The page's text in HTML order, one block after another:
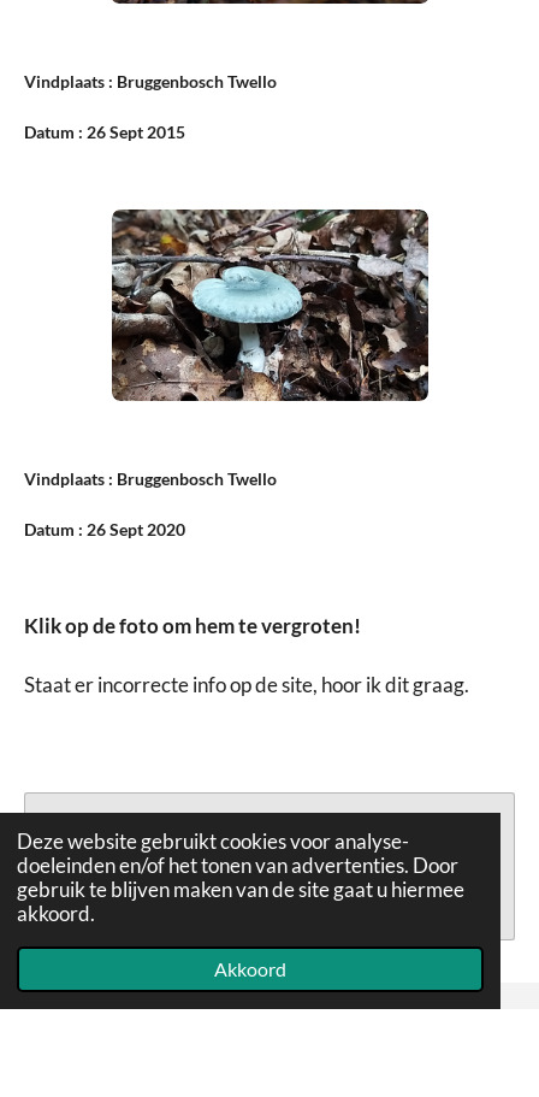
Deze website gebruikt cookies voor analyse-
doeleinden en/of het tonen van advertenties. Door
gebruik te blijven maken van de site gaat u hiermee
akkoord.
Akkoord
Vindplaats : Bruggenbosch Twello
Datum : 26 Sept 2015
Vindplaats : Bruggenbosch Twello
Datum : 26 Sept 2020
Klik op de foto om hem te vergroten!
Staat er incorrecte info op de site, hoor ik dit graag.
Maak jouw eigen website met
JouwWeb